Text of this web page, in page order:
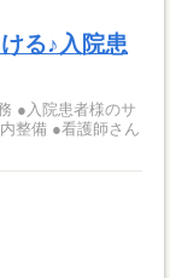
る♪入院患
整備 ●看護師さん